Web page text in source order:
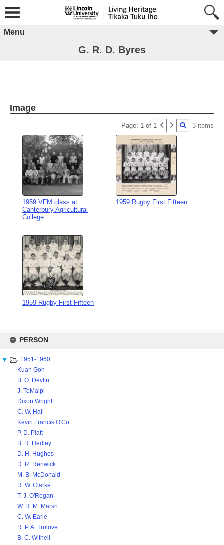
content
PERSON
1951-1960
Kuan Goh
B. O. Devlin
J. TeMaipi
Dixon Wright
C. W. Hall
Kevin Francis O'Co...
P. D. Platt
B. R. Hedley
D. H. Hughes
D. R. Renwick
M. B. McDonald
R. W. Clarke
T. J. O'Regan
W. R. M. Marsh
C. W. Earle
R. P. A. Trolove
B. C. Withell
Menu
G. R. D. Byres
Image
Page: 1 of 1 3 items
1959 VFM class at
Canterbury Agricultural
College
1959 Rugby First Fifteen
1959 Rugby First Fifteen